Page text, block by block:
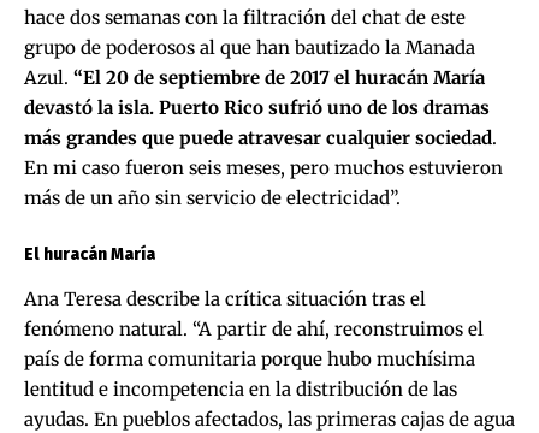
hace dos semanas con la filtración del chat de este
grupo de poderosos al que han bautizado la Manada
Azul. “El 20 de septiembre de 2017 el huracán María
devastó la isla. Puerto Rico sufrió uno de los dramas
más grandes que puede atravesar cualquier sociedad.
En mi caso fueron seis meses, pero muchos estuvieron
más de un año sin servicio de electricidad”.
El huracán María
Ana Teresa describe la crítica situación tras el
fenómeno natural. “A partir de ahí, reconstruimos el
país de forma comunitaria porque hubo muchísima
lentitud e incompetencia en la distribución de las
ayudas. En pueblos afectados, las primeras cajas de agua